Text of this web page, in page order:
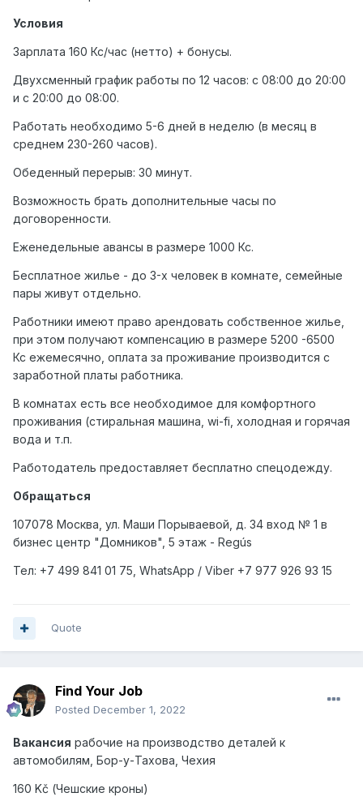
Условия
Зарплата 160 Кс/час (нетто) + бонусы.
Двухсменный график работы по 12 часов: с 08:00 до 20:00
и с 20:00 до 08:00.
Работать необходимо 5-6 дней в неделю (в месяц в
среднем 230-260 часов).
Обеденный перерыв: 30 минут.
Возможность брать дополнительные часы по
договоренности.
Еженедельные авансы в размере 1000 Кс.
Бесплатное жилье - до 3-х человек в комнате, семейные
пары живут отдельно.
Работники имеют право арендовать собственное жилье,
при этом получают компенсацию в размере 5200 -6500
Кс ежемесячно, оплата за проживание производится с
заработной платы работника.
В комнатах есть все необходимое для комфортного
проживания (стиральная машина, wi-fi, холодная и горячая
вода и т.п.
Работодатель предоставляет бесплатно спецодежду.
Обращаться
107078 Москва, ул. Маши Порываевой, д. 34 вход № 1 в
бизнес центр "Домников", 5 этаж - Regús
Тел: +7 499 841 01 75, WhatsApp / Viber +7 977 926 93 15
Quote
Find Your Job
Posted December 1, 2022
Вакансия рабочие на производство деталей к
автомобилям, Бор-у-Тахова, Чехия
160 Kč (Чешские кроны)